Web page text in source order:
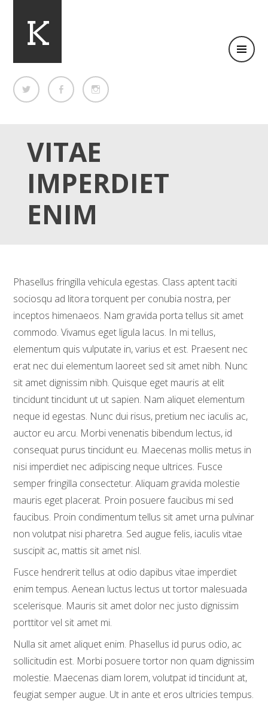
KIMBO
VITAE
IMPERDIET
ENIM
Phasellus fringilla vehicula egestas. Class aptent taciti
sociosqu ad litora torquent per conubia nostra, per
inceptos himenaeos. Nam gravida porta tellus sit amet
commodo. Vivamus eget ligula lacus. In mi tellus,
elementum quis vulputate in, varius et est. Praesent nec
erat nec dui elementum laoreet sed sit amet nibh. Nunc
sit amet dignissim nibh. Quisque eget mauris at elit
tincidunt tincidunt ut ut sapien. Nam aliquet elementum
neque id egestas. Nunc dui risus, pretium nec iaculis ac,
auctor eu arcu. Morbi venenatis bibendum lectus, id
consequat purus tincidunt eu. Maecenas mollis metus in
nisi imperdiet nec adipiscing neque ultrices. Fusce
semper fringilla consectetur. Aliquam gravida molestie
mauris eget placerat. Proin posuere faucibus mi sed
faucibus. Proin condimentum tellus sit amet urna pulvinar
non volutpat nisi pharetra. Sed augue felis, iaculis vitae
suscipit ac, mattis sit amet nisl.
Fusce hendrerit tellus at odio dapibus vitae imperdiet
enim tempus. Aenean luctus lectus ut tortor malesuada
scelerisque. Mauris sit amet dolor nec justo dignissim
porttitor vel sit amet mi.
Nulla sit amet aliquet enim. Phasellus id purus odio, ac
sollicitudin est. Morbi posuere tortor non quam dignissim
molestie. Maecenas diam lorem, volutpat id tincidunt at,
feugiat semper augue. Ut in ante et eros ultricies tempus.